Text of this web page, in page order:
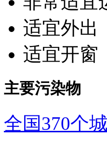
适宜外出
适宜开窗
主要污染物
全国370个